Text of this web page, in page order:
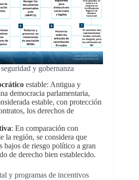
y gobernanza
estable: Antigua y
democracia parlamentaria,
estable, con protección
los derechos de
: En comparación con
la región, se considera que
bajos de riesgo político a gran
de derecho bien establecido.
y programas de incentivos